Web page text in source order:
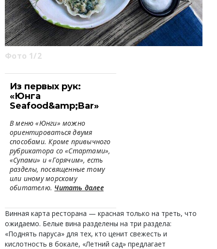
Фото 1/2
Из первых рук:
«Юнга
Seafood&amp;Bar»
В меню «Юнги» можно
ориентироваться двумя
способами. Кроме привычного
рубрикатора со «Стартами»,
«Супами» и «Горячим», есть
разделы, посвященные тому
или иному морскому
обитателю. Читать далее
Винная карта ресторана — красная только на треть, что
ожидаемо. Белые вина разделены на три раздела:
«Поднять паруса» для тех, кто ценит свежесть и
кислотность в бокале, «Летний сад» предлагает